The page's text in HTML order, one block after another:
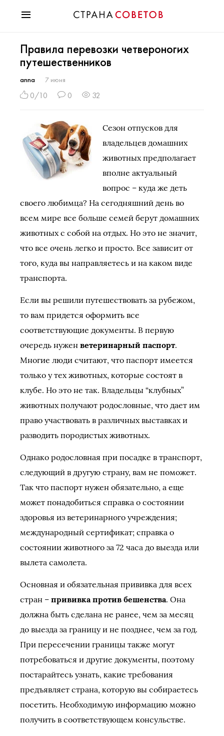
Мода
Звезды
Гороскопы
Здоровье
Разное
Праздники
Правила перевозки четвероногих
путешественников
anna 7 июня
0/10 0 32
Сезон отпусков для
владельцев домашних
животных предполагает
вполне актуальный
вопрос – куда же деть
своего любимца? На сегодняшний день во
всем мире все больше семей берут домашних
животных с собой на отдых. Но это не значит,
что все очень легко и просто. Все зависит от
того, куда вы направляетесь и на каком виде
транспорта.
Если вы решили путешествовать за рубежом,
то вам придется оформить все
соответствующие документы. В первую
очередь нужен ветеринарный паспорт.
Многие люди считают, что паспорт имеется
только у тех животных, которые состоят в
клубе. Но это не так. Владельцы “клубных”
животных получают родословные, что дает им
право участвовать в различных выставках и
разводить породистых животных.
Однако родословная при посадке в транспорт,
следующий в другую страну, вам не поможет.
Так что паспорт нужен обязательно, а еще
может понадобиться справка о состоянии
здоровья из ветеринарного учреждения;
международный сертификат; справка о
состоянии животного за 72 часа до выезда или
вылета самолета.
Основная и обязательная прививка для всех
стран – прививка против бешенства. Она
должна быть сделана не ранее, чем за месяц
до выезда за границу и не позднее, чем за год.
При пересечении границы также могут
потребоваться и другие документы, поэтому
постарайтесь узнать, какие требования
предъявляет страна, которую вы собираетесь
посетить. Необходимую информацию можно
получить в соответствующем консульстве.